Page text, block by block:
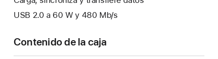
USB 2.0 a 60 W y 480 Mb/s
Contenido de la caja